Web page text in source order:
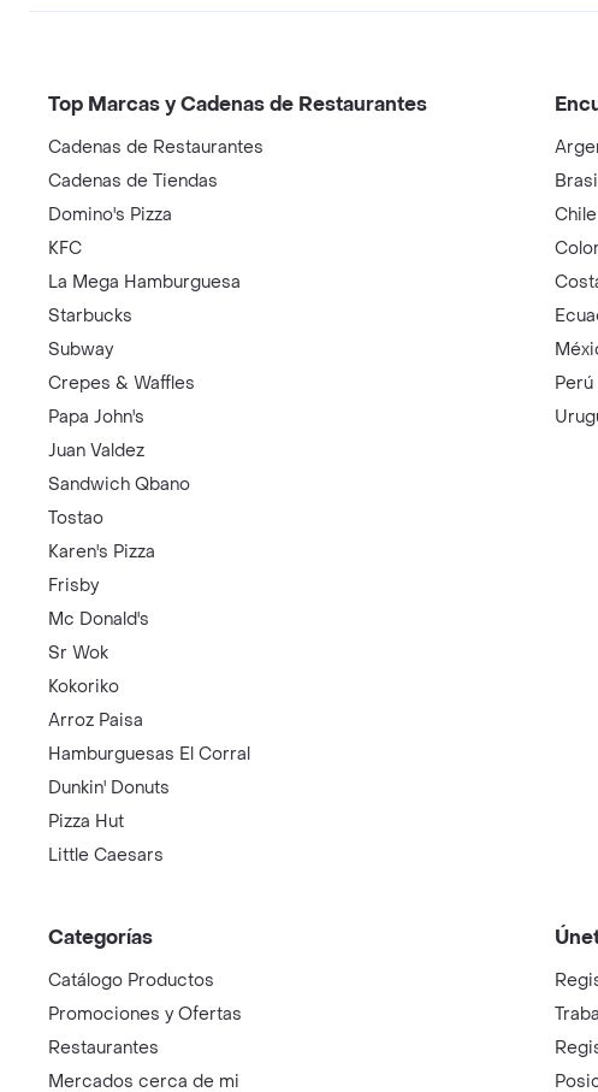
Top Marcas y Cadenas de Restaurantes
Cadenas de Restaurantes
Cadenas de Tiendas
Domino's Pizza
KFC
La Mega Hamburguesa
Starbucks
Subway
Crepes & Waffles
Papa John's
Juan Valdez
Sandwich Qbano
Tostao
Karen's Pizza
Frisby
Mc Donald's
Sr Wok
Kokoriko
Arroz Paisa
Hamburguesas El Corral
Dunkin' Donuts
Pizza Hut
Little Caesars
Chile
Perú
Categorías
Catálogo Productos
Promociones y Ofertas
Restaurantes
Mercados cerca de mi